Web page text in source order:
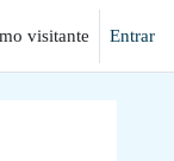
visitante Entrar